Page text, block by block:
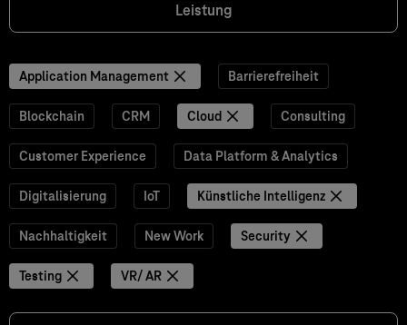
Leistung
Application Management Barrierefreiheit
Blockchain CRM Cloud Consulting
Customer Experience Data Platform & Analytics
Digitalisierung IoT Künstliche Intelligenz
Nachhaltigkeit New Work Security
Testing VR/ AR